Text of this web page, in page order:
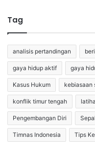
Tag
analisis pertandingan
gaya hidup aktif gaya
Kasus Hukum kebiasaan
konflik timur tengah
Pengembangan Diri
Timnas Indonesia Tips